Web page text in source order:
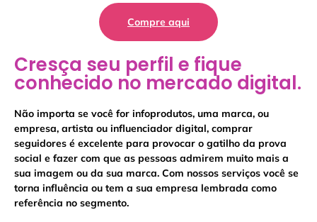
Compre aqui
Cresça seu perfil e fique
conhecido no mercado digital.
Não importa se você for infoprodutos, uma marca, ou
empresa, artista ou influenciador digital, comprar
seguidores é excelente para provocar o gatilho da prova
social e fazer com que as pessoas admirem muito mais a
sua imagem ou da sua marca. Com nossos serviços você se
torna influência ou tem a sua empresa lembrada como
referência no segmento.